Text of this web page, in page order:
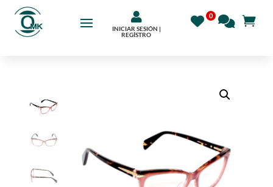

INICIAR SESIÓN |
REGÍSTRO